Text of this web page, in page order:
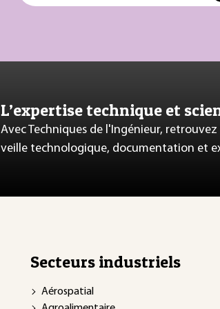
L’expertise technique et
Avec Techniques de l'Ingénieur,
veille technologique, documentation et
Secteurs industriels
Aérospatial